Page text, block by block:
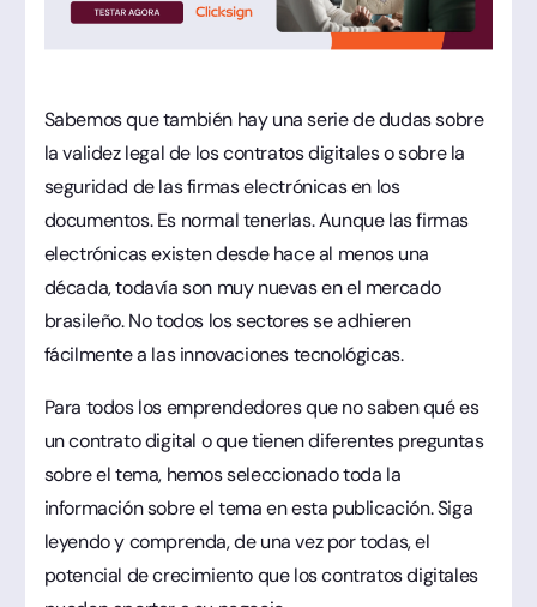
Sabemos que también hay una serie de dudas sobre
la validez legal de los contratos digitales o sobre la
seguridad de las firmas electrónicas en los
documentos. Es normal tenerlas. Aunque las firmas
electrónicas existen desde hace al menos una
década, todavía son muy nuevas en el mercado
brasileño. No todos los sectores se adhieren
fácilmente a las innovaciones tecnológicas.
Para todos los emprendedores que no saben qué es
un contrato digital o que tienen diferentes preguntas
sobre el tema, hemos seleccionado toda la
información sobre el tema en esta publicación. Siga
leyendo y comprenda, de una vez por todas, el
potencial de crecimiento que los contratos digitales